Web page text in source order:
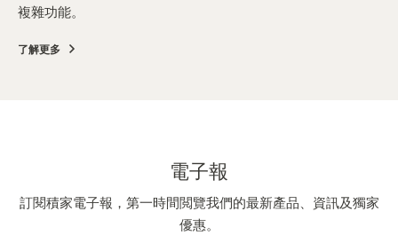
複雜功能。
了解更多
電子報
訂閱積家電子報，第一時間閲覽我們的最新產品、資訊及獨家
優惠。